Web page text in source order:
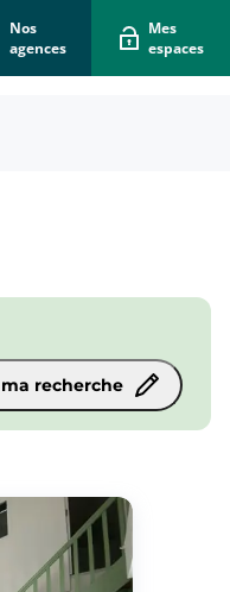
Nos
agences
Mes
espaces
recherche